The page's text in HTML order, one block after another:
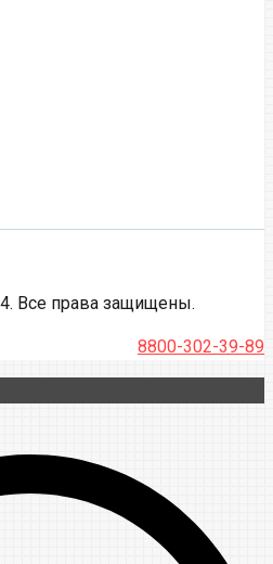
Все права защищены.
8800-302-39-89